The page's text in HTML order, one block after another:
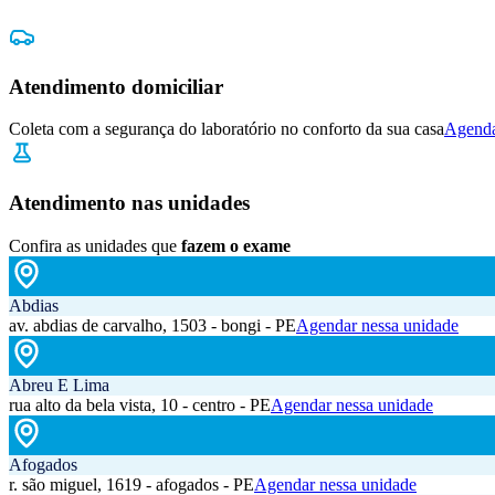
Atendimento domiciliar
Coleta com a segurança do laboratório no conforto da sua casa
Atendimento nas unidades
Confira as unidades que fazem o exame
Abdias
av. abdias de carvalho, 1503 - bongi - PEAgendar nessa unidade
Abreu E Lima
rua alto da bela vista, 10 - centro - PEAgendar nessa unidade
Afogados
r. são miguel, 1619 - afogados - PEAgendar nessa unidade